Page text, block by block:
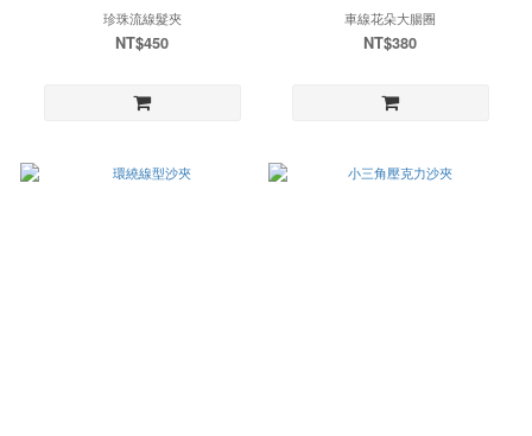
珍珠流線髮夾
NT$450
車線花朵大腸圈
NT$380